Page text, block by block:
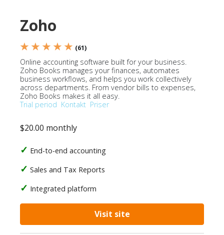
Zoho
★ ★ ★ ★ ★ (61)
Online accounting software built for your business.
Zoho Books manages your finances, automates
business workflows, and helps you work collectively
across departments. From vendor bills to expenses,
Zoho Books makes it all easy.
Trial period Kontakt Priser
$20.00 monthly
End-to-end accounting
Sales and Tax Reports
Integrated platform
Visit site